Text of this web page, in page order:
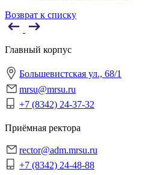
Возврат к списку
Главный корпус
Большевистская ул., 68/1
mrsu@mrsu.ru
+7 (8342) 24-37-32
Приёмная ректора
rector@adm.mrsu.ru
+7 (8342) 24-48-88